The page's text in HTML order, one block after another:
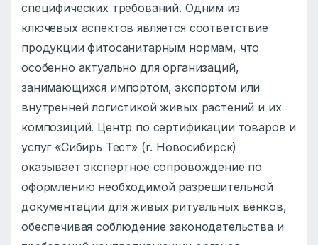
специфических требований. Одним из
ключевых аспектов является соответствие
продукции фитосанитарным нормам, что
особенно актуально для организаций,
занимающихся импортом, экспортом или
внутренней логистикой живых растений и их
композиций. Центр по сертификации товаров и
услуг «Сибирь Тест» (г. Новосибирск)
оказывает экспертное сопровождение по
оформлению необходимой разрешительной
документации для живых ритуальных венков,
обеспечивая соблюдение законодательства и